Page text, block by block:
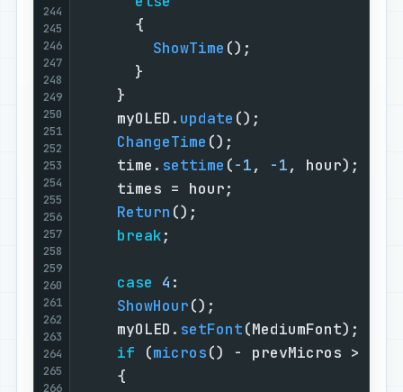
244
245
246
247
248
249
250
251
252
253
254
255
256
257
258
259
260
261
262
263
264
265
266
ShowTime
    myOLED.
update
ChangeTime
    time.
settime (-1, -1,
Return
break
case 4
ShowHour
    myOLED.
setFont
if (micros() - prevMicros >